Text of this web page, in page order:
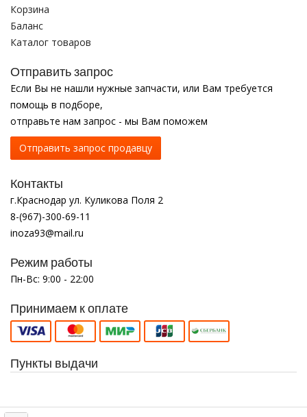
Корзина
Баланс
Каталог товаров
Отправить запрос
Если Вы не нашли нужные запчасти, или Вам требуется
помощь в подборе,
отправьте нам запрос - мы Вам поможем
Отправить запрос продавцу
Контакты
г.Краснодар ул. Куликова Поля 2
8-(967)-300-69-11
inoza93@mail.ru
Режим работы
Пн-Вс: 9:00 - 22:00
Принимаем к оплате
Пункты выдачи